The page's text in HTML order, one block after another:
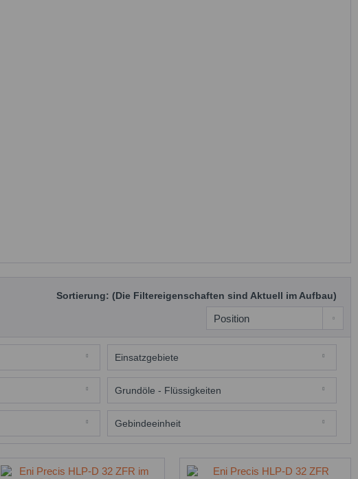
Sortierung: (Die Filtereigenschaften sind Aktuell im Aufbau)
Einsatzgebiete
Hydrauliköle
Grundöle - Flüssigkeiten
Mineralöl
Gebindeeinheit
200 Liter Faß